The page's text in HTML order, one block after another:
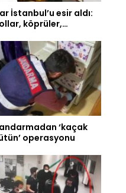
İstanbul’u esir aldı:
köprüler,…
‘kaçak
operasyonu